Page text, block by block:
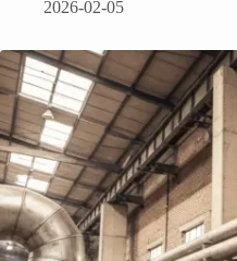
2026-02-05